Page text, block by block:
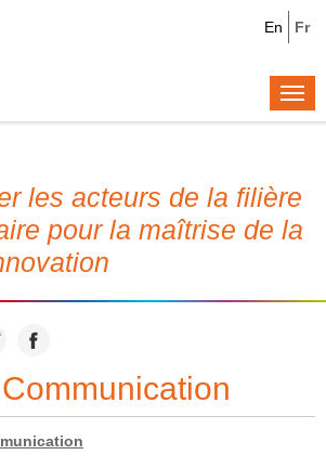
Fr
En
les acteurs de la filière
pour la maîtrise de la